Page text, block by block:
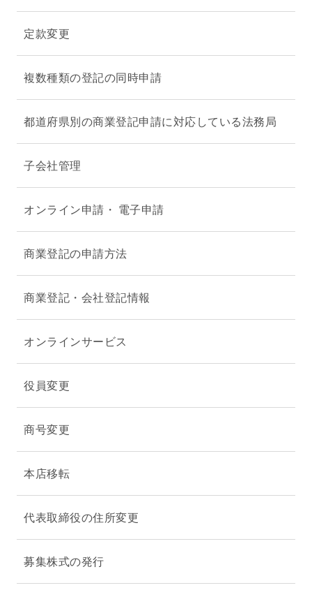
定款変更
複数種類の登記の同時申請
都道府県別の商業登記申請に対応している法務局
子会社管理
オンライン申請・ 電子申請
商業登記の申請方法
商業登記・会社登記情報
オンラインサービス
役員変更
商号変更
本店移転
代表取締役の住所変更
募集株式の発行